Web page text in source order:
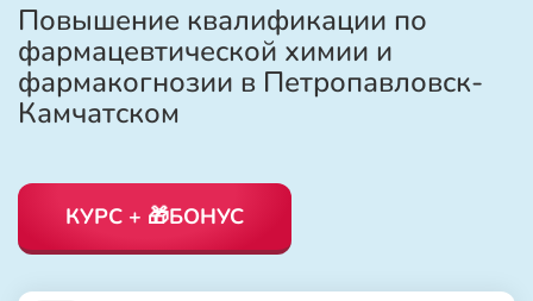
Повышение квалификации по
фармацевтической химии и
фармакогнозии в Петропавловск-
Камчатском
КУРС + 🎁БОНУС